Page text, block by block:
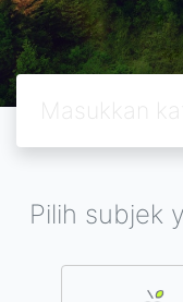
Pilih subjek